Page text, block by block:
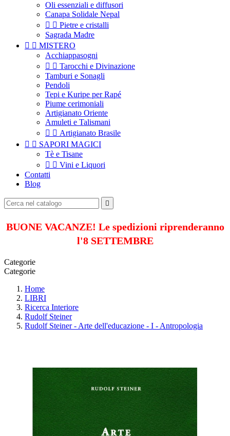
Oli essenziali e diffusori
Canapa Solidale Nepal
  Pietre e cristalli
Sagrada Madre
  MISTERO
Acchiappasogni
  Tarocchi e Divinazione
Tamburi e Sonagli
Pendoli
Tepi e Kuripe per Rapé
Piume cerimoniali
Artigianato Oriente
Amuleti e Talismani
  Artigianato Brasile
  SAPORI MAGICI
Tè e Tisane
  Vini e Liquori
Contatti
Blog

BUONE VACANZE! Le spedizioni riprenderanno
l'8 SETTEMBRE
Categorie
Categorie
Home
LIBRI
Ricerca Interiore
Rudolf Steiner
Rudolf Steiner - Arte dell'educazione - I - Antropologia